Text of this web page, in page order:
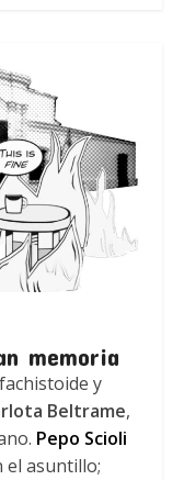
memoria
y
Beltrame,
Pepo Scioli
el asuntillo;